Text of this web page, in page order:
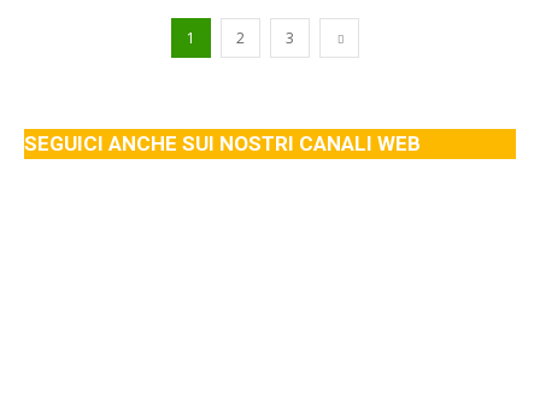
1 2 3
SEGUICI ANCHE SUI NOSTRI CANALI WEB